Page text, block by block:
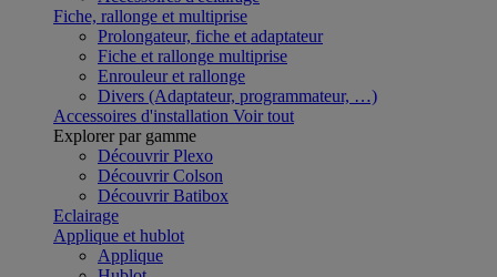
Fiche, rallonge et multiprise
Prolongateur, fiche et adaptateur
Fiche et rallonge multiprise
Enrouleur et rallonge
Divers (Adaptateur, programmateur, …)
Accessoires d'installation Voir tout
Explorer par gamme
Découvrir Plexo
Découvrir Colson
Découvrir Batibox
Eclairage
Applique et hublot
Applique